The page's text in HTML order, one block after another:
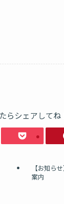
らシェアしてね
【お知ら
案内